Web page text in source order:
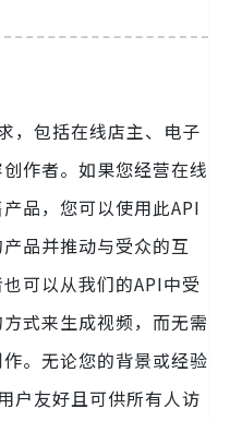
，包括在线店主、电子
作者。如果您经营在线
品，您可以使用此API
品并推动与受众的互
可以从我们的API中受
式来生成视频，而无需
。无论您的背景或经验
户友好且可供所有人访